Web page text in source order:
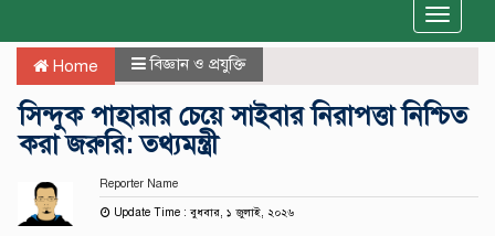
Toggle
Home বিজ্ঞান ও প্রযুক্তি
সিন্দুক পাহারার চেয়ে সাইবার নিরাপত্তা নিশ্চিত
করা জরুরি: তথ্যমন্ত্রী
Reporter Name
Update Time : বুধবার, ১ জুলাই, ২০২৬